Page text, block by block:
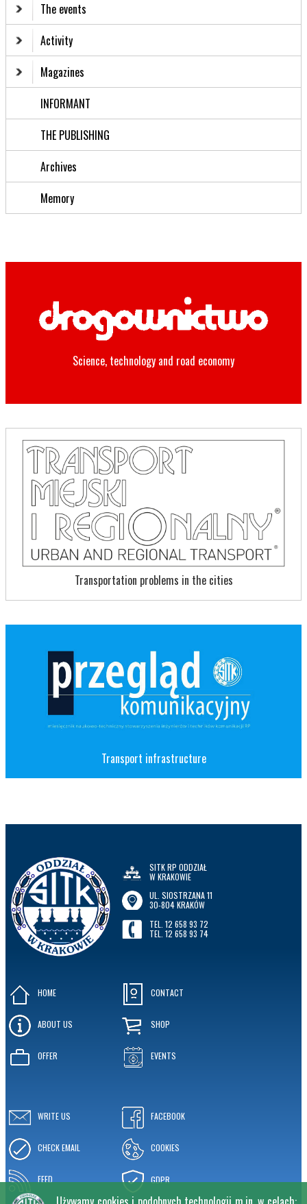
The events
Activity
Magazines
INFORMANT
THE PUBLISHING
Archives
Memory
Science, technology and road economy
Transportation problems in the cities
Transport infrastructure
SITK RP ODDZIAŁ
W KRAKOWIE
UL. SIOSTRZANA 11
30-804 KRAKÓW
TEL. 12 658 93 72
TEL. 12 658 93 74
HOME
ABOUT US
OFFER
CONTACT
SHOP
EVENTS
WRITE US
CHECK EMAIL
FEED
FACEBOOK
COOKIES
GDPR